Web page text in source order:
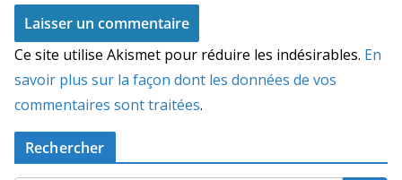
Ce site utilise Akismet pour réduire les indésirables. En
savoir plus sur la façon dont les données de vos
commentaires sont traitées.
Rechercher